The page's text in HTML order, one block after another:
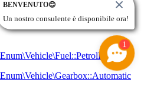
1
BENVENUTO😊
Un nostro consulente è disponibile ora!